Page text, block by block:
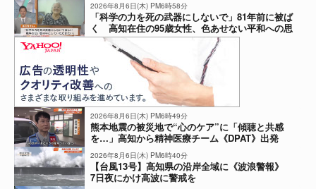
2026年8月6日(木) PM6時58分
「科学の力を死の武器にしないで」81年前に被ば
く 高知在住の95歳女性、色あせない平和への思
い
2026年8月6日(木) PM6時49分
熊本地震の被災地で“心のケア”に「傾聴と共感
を…」高知から精神医療チーム《DPAT》出発
2026年8月6日(木) PM6時40分
【台風13号】高知県の沿岸全域に《波浪警報》
7日夜にかけ高波に警戒を